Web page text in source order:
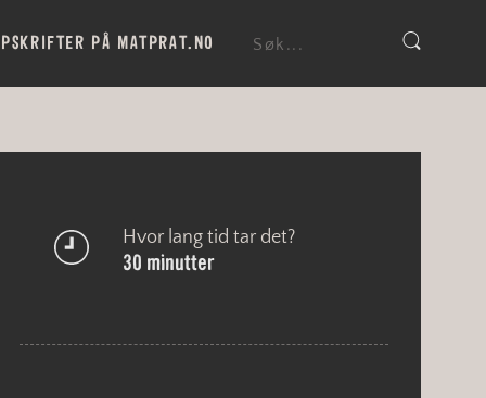
PÅ MATPRAT.NO
Hvor lang tid tar det?
30 minutter